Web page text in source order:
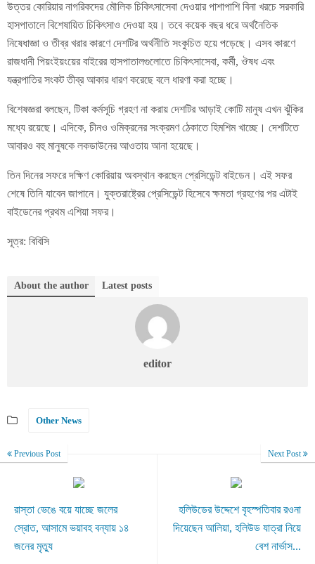
উত্তর কোরিয়ার নাগরিকদের মৌলিক চিকিৎসাসেবা দেওয়ার পাশাপাশি বিনা খরচে সরকারি
হাসপাতালে বিশেষায়িত চিকিৎসাও দেওয়া হয়। তবে কয়েক বছর ধরে অর্থনৈতিক
নিষেধাজ্ঞা ও তীব্র খরার কারণে দেশটির অর্থনীতি সংকুচিত হয়ে পড়েছে। এসব কারণে
রাজধানী পিয়ংইয়ংয়ের বাইরের হাসপাতালগুলোতে চিকিৎসাসেবা, কর্মী, ঔষধ এবং
যন্ত্রপাতির সংকট তীব্র আকার ধারণ করেছে বলে ধারণা করা হচ্ছে।
বিশেষজ্ঞরা বলছেন, টিকা কর্মসূচি গ্রহণ না করায় দেশটির আড়াই কোটি মানুষ এখন ঝুঁকির
মধ্যে রয়েছে। এদিকে, চীনও ওমিক্রনের সংক্রমণ ঠেকাতে হিমশিম খাচ্ছে। দেশটিতে
আবারও বহু মানুষকে লকডাউনের আওতায় আনা হয়েছে।
তিন দিনের সফরে দক্ষিণ কোরিয়ায় অবস্থান করছেন প্রেসিডেন্ট বাইডেন। এই সফর
শেষে তিনি যাবেন জাপানে। যুক্তরাষ্ট্রের প্রেসিডেন্ট হিসেবে ক্ষমতা গ্রহণের পর এটাই
বাইডেনের প্রথম এশিয়া সফর।
সূত্র: বিবিসি
About the author Latest posts
editor
Other News
Previous Post
রাস্তা ভেঙে বয়ে যাচ্ছে জলের
স্রোত, আসামে ভয়াবহ বন্যায় ১৪
জনের মৃত্যু
Next Post
হলিউডের উদ্দেশে বৃহস্পতিবার রওনা
দিয়েছেন আলিয়া, হলিউড যাত্রা নিয়ে
বেশ নার্ভাস...